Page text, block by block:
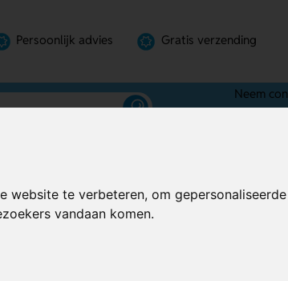
te verbeteren, om
vandaan komen.
Persoonlijk advies Gratis verzending
Neem
prijs Al vanaf€ 1,22per stuk (excl. BTW)